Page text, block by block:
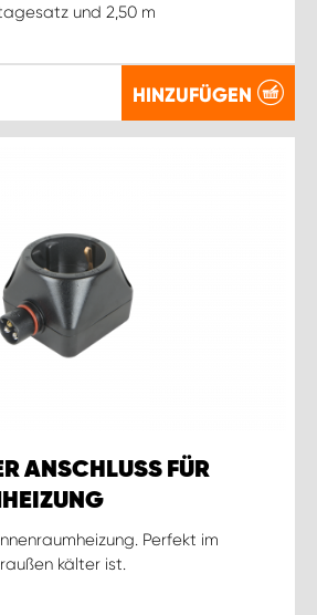
und 2,50 m
HINZUFÜGEN
ANSCHLUSS FÜR
Perfekt im
kälter ist.